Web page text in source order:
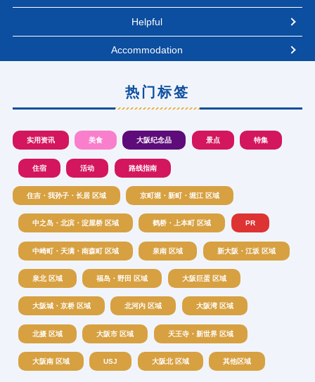
Helpful
Accommodation
热门标签
实用资讯 美食 大阪纪念品 景点 特集
住宿 活动 路线指南
住吉・我孙子・长居 区域 京町堀・新町・堀江 区域
中之岛・北滨・淀屋桥 区域 鹤桥・上本町 区域 PR
中崎町・天满・南森町 区域 泉南 区域 新大阪・江坂 区域
泉北 区域 福岛・野田 区域 大阪巨蛋 区域
大阪城・京桥 区域 北河内 区域 大阪湾 区域
北摄 区域 大阪市 区域 天王寺・新世界 区域
大阪南 区域 USJ 大阪北 区域 其他区域